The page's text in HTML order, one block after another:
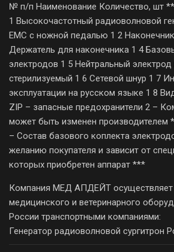
№ п/п Наименование Количество, шт
1 Высокочастотный радиоволновой
ЕMC с ножной педалью 1 2
Держатель для наконечника 1 4
электродов 1 5 Нейтральный электрод
стерилизуемый 1 6 Сетевой шнур 1 7
эксплуатации на русском языке 1 8
ZIP – запасные предохранители 2 –
может быть изменен производителем
– Состав базового коплекта
желанию покупателя и зависит от
которых приобретен аппарат ***
Компания МЕД АПДЕЙТ осуществляет
медицинского и ветеринарного
России транспортными компаниями:
Генератор радиоволновой сургитрон